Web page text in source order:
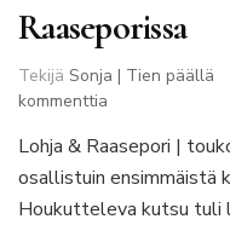
Raaseporissa
Tekijä Sonja | Tien päällä
kommenttia
pinkeänä
Lohjalla
ja
Lohja & Raasepori |
osallistuin ensimmäistä
Houkutteleva kutsu tuli